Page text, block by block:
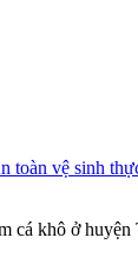
toàn vệ sinh
cá khô ở